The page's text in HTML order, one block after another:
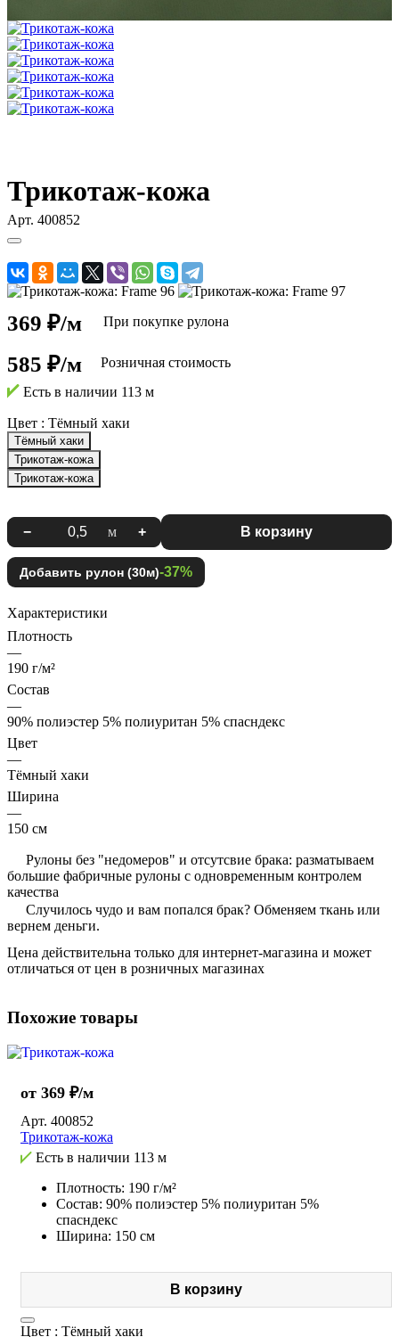
Трикотаж-кожа
Арт. 400852
369 ₽/м При покупке рулона
585 ₽/м
Розничная стоимость
Есть в наличии 113 м
Цвет : Тёмный хаки
Тёмный хаки
Трикотаж-кожа
Трикотаж-кожа
− м + В корзину
Добавить рулон (30м)-37%
Характеристики
Плотность
—
190 г/м²
Состав
—
90% полиэстер 5% полиуритан 5% спасндекс
Цвет
—
Тёмный хаки
Ширина
—
150 см
Рулоны без "недомеров" и отсутсвие брака: разматываем
большие фабричные рулоны с одновременным контролем
качества
Случилось чудо и вам попался брак? Обменяем ткань или
вернем деньги.
Цена действительна только для интернет-магазина и может
отличаться от цен в розничных магазинах
Похожие товары
от 369 ₽/м
Арт. 400852
Трикотаж-кожа
Есть в наличии 113 м
Плотность: 190 г/м²
Состав: 90% полиэстер 5% полиуритан 5%
спасндекс
Ширина: 150 см
В корзину
Цвет : Тёмный хаки